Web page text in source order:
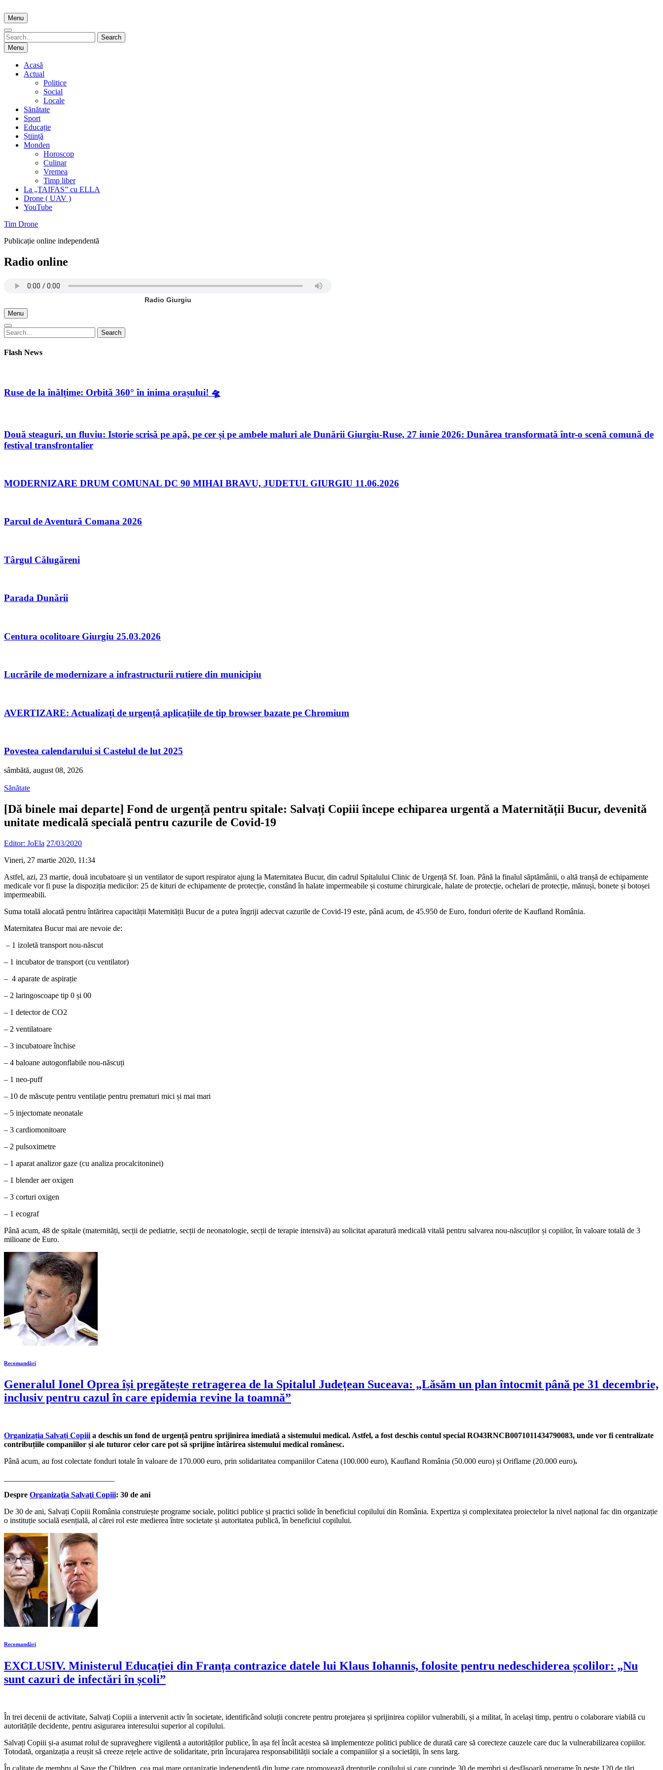
to
content
Menu
Search
for:
Search
Menu
Acasă
Actual
Politice
Social
Locale
Sănătate
Sport
Educație
Știință
Monden
Horoscop
Culinar
Vremea
Timp liber
La „TAIFAS” cu ELLA
Drone ( UAV )
YouTube
Tim Drone
Publicație online independentă
Radio online
Radio Giurgiu
Menu
Search
for:
Search
Flash News
Ruse de la înălțime: Orbită 360° în inima orașului! 🛸
Două steaguri, un fluviu: Istorie scrisă pe apă, pe cer și pe ambele maluri ale Dunării Giurgiu-Ruse, 27 iunie 2026: Dunărea transformată într-o scenă comună de
festival transfrontalier
MODERNIZARE DRUM COMUNAL DC 90 MIHAI BRAVU, JUDETUL GIURGIU 11.06.2026
Parcul de Aventură Comana 2026
Târgul Călugăreni
Parada Dunării
Centura ocolitoare Giurgiu 25.03.2026
Lucrările de modernizare a infrastructurii rutiere din municipiu
AVERTIZARE: Actualizați de urgență aplicațiile de tip browser bazate pe Chromium
Povestea calendarului si Castelul de lut 2025
sâmbătă, august 08, 2026
Sănătate
[Dă binele mai departe] Fond de urgență pentru spitale: Salvați Copiii începe echiparea urgentă a Maternității Bucur, devenită
unitate medicală specială pentru cazurile de Covid-19
Editor: JoEla 27/03/2020
Vineri, 27 martie 2020, 11:34
Astfel, azi, 23 martie, două incubatoare și un ventilator de suport respirator ajung la Maternitatea Bucur, din cadrul Spitalului Clinic de Urgență Sf. Ioan. Până la finalul săptămânii, o altă tranșă de echipamente
medicale vor fi puse la dispoziția medicilor: 25 de kituri de echipamente de protecție, constând în halate impermeabile și costume chirurgicale, halate de protecție, ochelari de protecție, mănuși, bonete și botoșei
impermeabili.
Suma totală alocată pentru întărirea capacității Maternității Bucur de a putea îngriji adecvat cazurile de Covid-19 este, până acum, de 45.950 de Euro, fonduri oferite de Kaufland România.
Maternitatea Bucur mai are nevoie de:
– 1 izoletă transport nou-născut
– 1 incubator de transport (cu ventilator)
– 4 aparate de aspirație
– 2 laringoscoape tip 0 și 00
– 1 detector de CO2
– 2 ventilatoare
– 3 incubatoare închise
– 4 baloane autogonflabile nou-născuți
– 1 neo-puff
– 10 de măscuțe pentru ventilație pentru prematuri mici și mai mari
– 5 injectomate neonatale
– 3 cardiomonitoare
– 2 pulsoximetre
– 1 aparat analizor gaze (cu analiza procalcitoninei)
– 1 blender aer oxigen
– 3 corturi oxigen
– 1 ecograf
Până acum, 48 de spitale (maternități, secții de pediatrie, secții de neonatologie, secții de terapie intensivă) au solicitat aparatură medicală vitală pentru salvarea nou-născuților și copiilor, în valoare totală de 3
milioane de Euro.
Recomandări
Generalul Ionel Oprea își pregătește retragerea de la Spitalul Județean Suceava: „Lăsăm un plan întocmit până pe 31 decembrie,
inclusiv pentru cazul în care epidemia revine la toamnă”
Organizația Salvați Copiii a deschis un fond de urgență pentru sprijinirea imediată a sistemului medical. Astfel, a fost deschis contul special RO43RNCB0071011434790083, unde vor fi centralizate
contribuțiile companiilor și ale tuturor celor care pot să sprijine întărirea sistemului medical românesc.
Până acum, au fost colectate fonduri totale în valoare de 170.000 euro, prin solidaritatea companiilor Catena (100.000 euro), Kaufland România (50.000 euro) și Oriflame (20.000 euro).
Despre Organizaţia Salvaţi Copiii: 30 de ani
De 30 de ani, Salvați Copiii România construiește programe sociale, politici publice și practici solide în beneficiul copilului din România. Expertiza și complexitatea proiectelor la nivel național fac din organizație
o instituție socială esențială, al cărei rol este medierea între societate și autoritatea publică, în beneficiul copilului.
Recomandări
EXCLUSIV. Ministerul Educației din Franța contrazice datele lui Klaus Iohannis, folosite pentru nedeschiderea școlilor: „Nu
sunt cazuri de infectări în școli”
În trei decenii de activitate, Salvați Copiii a intervenit activ în societate, identificând soluții concrete pentru protejarea și sprijinirea copiilor vulnerabili, și a militat, în același timp, pentru o colaborare viabilă cu
autoritățile decidente, pentru asigurarea interesului superior al copilului.
Salvați Copiii și-a asumat rolul de supraveghere vigilentă a autorităților publice, în așa fel încât acestea să implementeze politici publice de durată care să corecteze cauzele care duc la vulnerabilizarea copiilor.
Totodată, organizația a reușit să creeze rețele active de solidaritate, prin încurajarea responsabilității sociale a companiilor și a societății, în sens larg.